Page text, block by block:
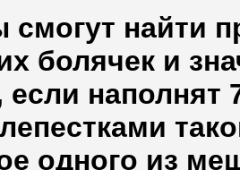
смогут найти
болячек и
если
одного из